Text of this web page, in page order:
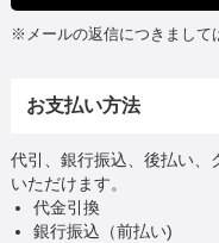
※メールの返信につきまして
お支払い方法
代引、銀行振込、後払い、
いただけます。
代金引換
銀行振込（前払い)